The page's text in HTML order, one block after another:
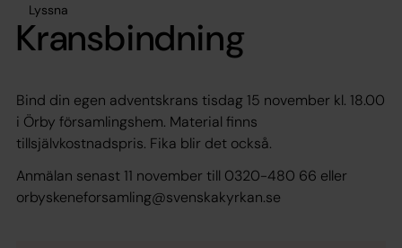
Lyssna
Kransbindning
Bind din egen adventskrans tisdag 15 november kl. 18.00
i Örby församlingshem. Material finns
tillsjälvkostnadspris. Fika blir det också.
Anmälan senast 11 november till 0320-480 66 eller
orbyskeneforsamling@svenskakyrkan.se